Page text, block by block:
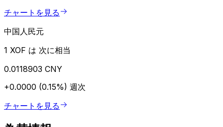
チャートを見る
中国人民元
1 XOF は 次に相当
0.0118903 CNY
+0.0000 (0.15%) 週次
チャートを見る